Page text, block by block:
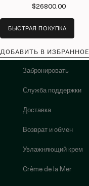
$26800.00
БЫСТРАЯ ПОКУПКА
ДОБАВИТЬ В ИЗБРАННОЕ
Забронировать
Служба поддержки
Доставка
Возврат и обмен
Увлажняющий крем
Crème de la Mer